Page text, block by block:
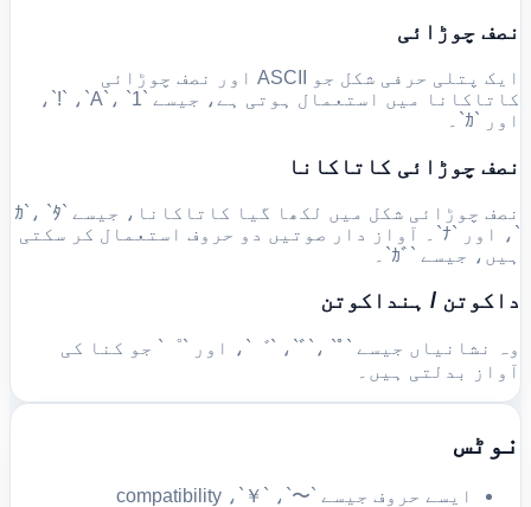
نصف چوڑائی
ایک پتلی حرفی شکل جو ASCII اور نصف چوڑائی
کاتاکانا میں استعمال ہوتی ہے، جیسے `A`، `1`، `!`،
اور `ｶ`۔
نصف چوڑائی کاتاکانا
نصف چوڑائی شکل میں لکھا گیا کاتاکانا، جیسے `ｶ`، `ﾀ
`، اور `ﾅ`۔ آواز دار صوتیں دو حروف استعمال کر سکتی
ہیں، جیسے `ｶﾞ`۔
داکوتن / ہنداکوتن
وہ نشانیاں جیسے `ﾞ`، `ﾟ`، `゛`، اور `゜` جو کنا کی
آواز بدلتی ہیں۔
نوٹس
ایسے حروف جیسے `〜`، `￥`، compatibility